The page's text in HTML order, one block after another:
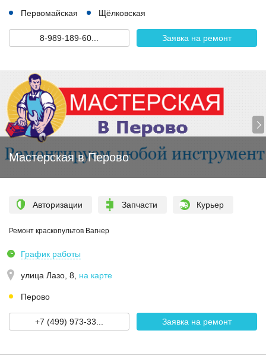
Первомайская Щёлковская
8-989-189-60... Заявка на ремонт
Мастерская в Перово
Авторизации Запчасти Курьер
Ремонт краскопультов Вагнер
График работы
улица Лазо, 8 на карте
Перово
+7 (499) 973-33... Заявка на ремонт